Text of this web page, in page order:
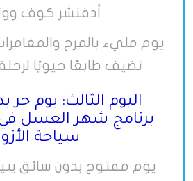
أدفنشر كوف
يوم مليء بالمرح
تضيف طابعًا حيويًا
اليوم الثالث: يوم حر
برنامج شهر العسل
سياحة
يوم مفتوح بدون سائق